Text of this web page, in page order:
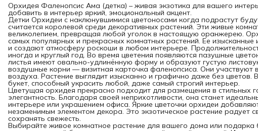
Орхидея Фаленопсис Ама (детка) – живая экзотика для вашего
добавить в интерьер яркий, эмоциональный акцент.
Детки Орхидеи с наклюнувшимися цветоносами когда подрастут
считается королевой среди декоративных растений. Эти живые
великолепием, превращая любой уголок в настоящую оранжерею.
самых популярных и прекрасных комнатных растений. Ее изысканные
и создают атмосферу роскоши в любом интерьере.
иногда и круглый год. Во время цветения появляются пазушные
листья имеют овально-удлинённую форму и образуют густую
воздушные корни — визитная карточка фаленопсиса. Они участвуют
воздуха. Растение выглядит изысканно и графично даже без цветов.
букет, способный украсить любой, даже самый строгий интерьер.
Цветущая орхидея прекрасно подходит для размещения в стильных
элегантность. Благодаря своей неприхотливости, она станет
интерьере или украшением офиса. Яркие цветочки орхидеи
незаменимым элементом декора. Это экзотическое растение радует
сохранять свежесть.
Выбирайте живое комнатное растение для вашего дома или подарка